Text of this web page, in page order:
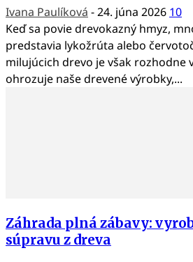
Ivana Paulíková -24. júna 2026 10
Keď sa povie drevokazný hmyz,
predstavia lykožrúta alebo
milujúcich drevo je však rozhodne
ohrozuje naše drevené výrobky,...
Záhrada plná zábavy:
súpravu z dreva